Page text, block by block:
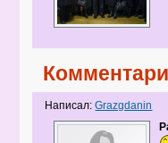
Написал:Grazgdanin